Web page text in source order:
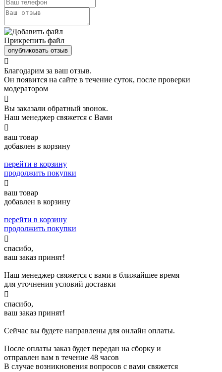
Прикрепить файл
опубликовать отзыв

Благодарим за ваш отзыв.
Он появится на сайте в течение суток, после проверки
модератором

Вы заказали обратный звонок.
Наш менеджер свяжется с Вами

ваш товар
добавлен в корзину
перейти в корзину
продолжить покупки

ваш товар
добавлен в корзину
перейти в корзину
продолжить покупки

спасибо,
ваш заказ принят!
Наш менеджер свяжется с вами в ближайшее время
для уточнения условий доставки

спасибо,
ваш заказ принят!
Сейчас вы будете направлены для онлайн оплаты.
После оплаты заказ будет передан на сборку и
отправлен вам в течение 48 часов
В случае возникновения вопросов с вами свяжется